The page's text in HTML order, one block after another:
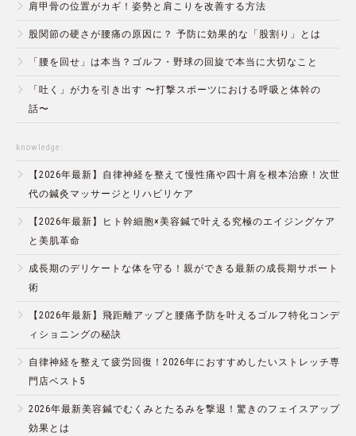
肩甲骨の位置がカギ！姿勢と肩こりを改善する方法
股関節の硬さが腰痛の原因に？ 予防に効果的な「股割り」とは
「腰を回せ」は本当？ゴルフ・野球の回旋で本当に大切なこと
「吐く」が力を引き出す 〜打撃スポーツにおける呼吸と体幹の
話〜
knowledge:
【2026年最新】自律神経を整えて慢性痛や四十肩を根本治療！次世
代の鍼灸マッサージとリハビリケア
【2026年最新】ヒト幹細胞×美容鍼で叶える究極のエイジングケア
と美肌革命
成長期のデリケートな体を守る！親ができる最新の成長期サポート
術
【2026年最新】飛距離アップと腰痛予防を叶えるゴルフ特化コンデ
ィショニングの秘訣
自律神経を整えて疲労回復！2026年におすすめしたいストレッチ専
門店ベスト5
2026年最新美容鍼でむくみとたるみを撃退！驚きのフェイスアップ
効果とは